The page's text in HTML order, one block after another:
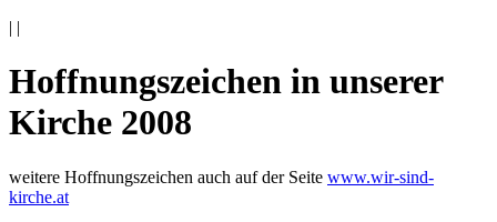
| |
Hoffnungszeichen in unserer
Kirche 2008
weitere Hoffnungszeichen auch auf der Seite www.wir-sind-
kirche.at